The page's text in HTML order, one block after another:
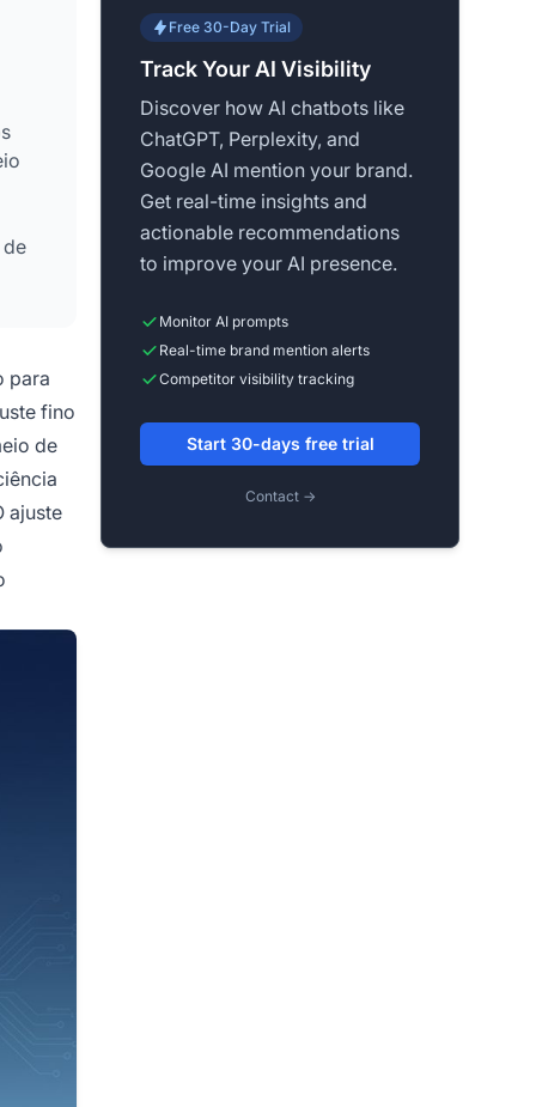
para
fino
de
ajuste
Free 30-Day Trial
Track Your AI Visibility
Discover how AI chatbots like
ChatGPT, Perplexity, and
Google AI mention your brand.
Get real-time insights and
actionable recommendations
to improve your AI presence.
Monitor AI prompts
Real-time brand mention alerts
Competitor visibility tracking
Start 30-days free trial
Contact →